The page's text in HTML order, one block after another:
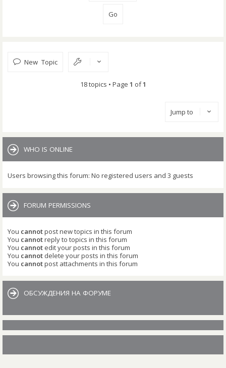
New Topic
18 topics • Page 1 of1
Jump to
WHO IS ONLINE
Users browsing this forum: No registered users and 3 guests
FORUM PERMISSIONS
You cannotpost new topics in this forum
You cannotreply to topics in this forum
You cannot edit your posts in this forum
You cannot delete your posts in this forum
You cannotpost attachments in this forum
ОБСУЖДЕНИЯ НА ФОРУМЕ